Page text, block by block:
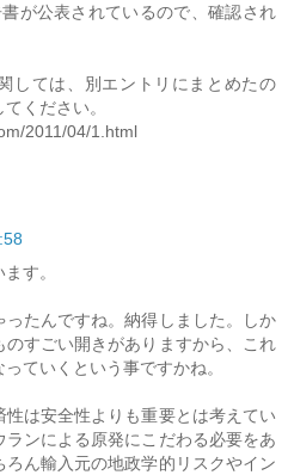
が公表されているので、確認され
しては、別エントリにまとめたの
ください。
2011/04/1.html
す。
たんですね。納得しました。しか
のすごい開きがありますから、これ
ていくという事ですかね。
は安全性よりも重要とは考えてい
ランによる原発にこだわる必要をあ
ろん輸入元の地政学的リスクやイン